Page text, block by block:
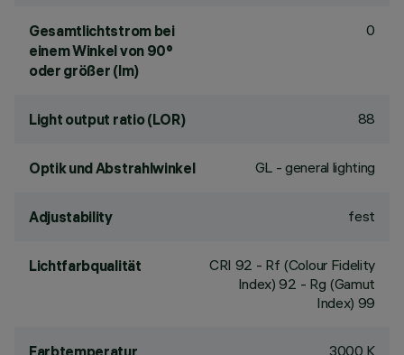
Gesamtlichtstrom bei
einem Winkel von 90°
oder größer (lm)
0
Light output ratio (LOR) 88
Optik und Abstrahlwinkel GL - general lighting
Adjustability fest
Lichtfarbqualität CRI 92 - Rf (Colour Fidelity
Index) 92 - Rg (Gamut
Index) 99
Farbtemperatur 3000 K